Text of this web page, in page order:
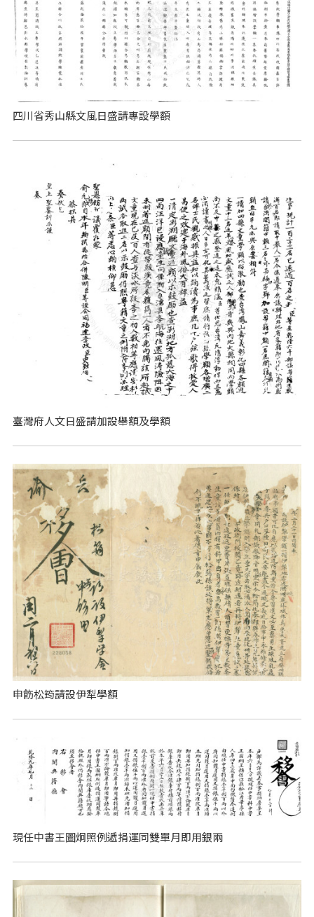
四川省秀山縣文風日盛請專設學額
臺灣府人文日盛請加設舉額及學額
申飭松筠請設伊犁學額
現任中書王圖炯照例遞捐運同雙單月即用銀兩